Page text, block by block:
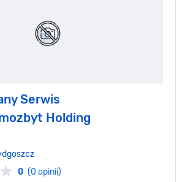
Serwis
Holding
0 (0 opinii)